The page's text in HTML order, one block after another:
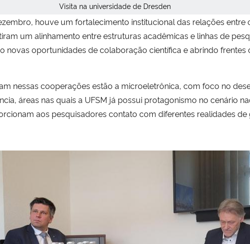
Visita na universidade de Dresden
houve um fortalecimento institucional das relações entre
um alinhamento entre estruturas acadêmicas e linhas de
novas oportunidades de colaboração científica e abrindo frentes
nessas cooperações estão a microeletrônica, com foco no
áreas nas quais a UFSM já possui protagonismo no cenário
aos pesquisadores contato com diferentes realidades